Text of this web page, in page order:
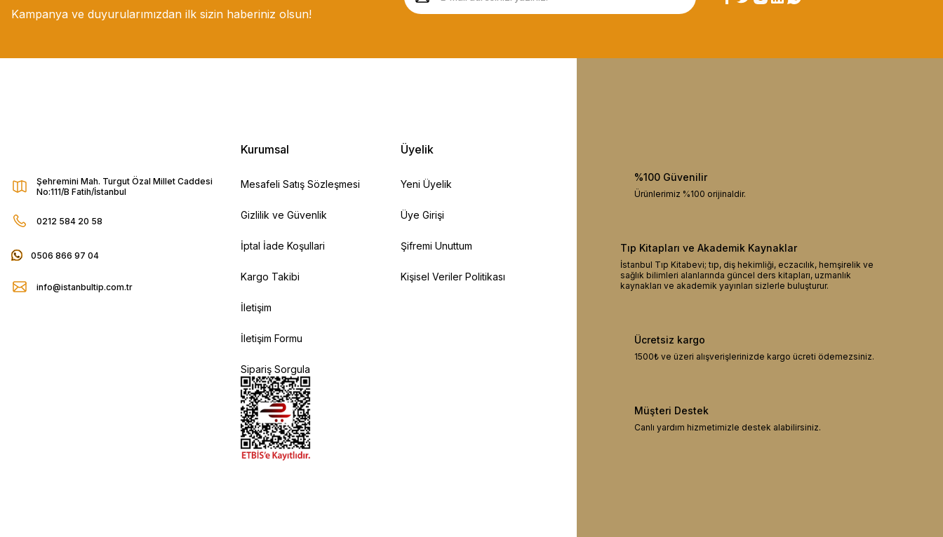
Kampanya ve duyurularımızdan ilk sizin haberiniz olsun!
Şehremini Mah. Turgut Özal Millet Caddesi
No:111/B Fatih/İstanbul
0212 584 20 58
0506 866 97 04
info@istanbultip.com.tr
Kurumsal
Mesafeli Satış Sözleşmesi
Gizlilik ve Güvenlik
İptal İade Koşullari
Kargo Takibi
İletişim
İletişim Formu
Sipariş Sorgula
Üyelik
Yeni Üyelik
Üye Girişi
Şifremi Unuttum
Kişisel Veriler Politikası
%100 Güvenilir
Ürünlerimiz %100 orijinaldir.
Tıp Kitapları ve Akademik Kaynaklar
İstanbul Tıp Kitabevi; tıp, diş hekimliği, eczacılık, hemşirelik ve
sağlık bilimleri alanlarında güncel ders kitapları, uzmanlık
kaynakları ve akademik yayınları sizlerle buluşturur.
Ücretsiz kargo
1500₺ ve üzeri alışverişlerinizde kargo ücreti ödemezsiniz.
Müşteri Destek
Canlı yardım hizmetimizle destek alabilirsiniz.